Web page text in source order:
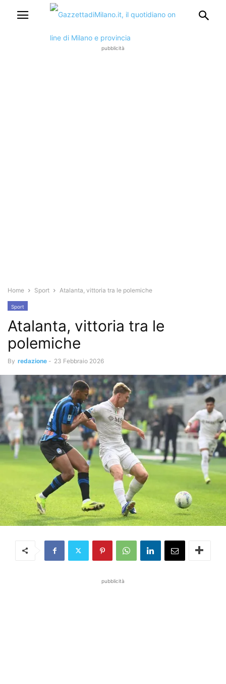
pubblicità
Home Sport Atalanta, vittoria tra le polemiche
Sport
Atalanta, vittoria tra le
polemiche
By redazione - 23 Febbraio 2026
pubblicità